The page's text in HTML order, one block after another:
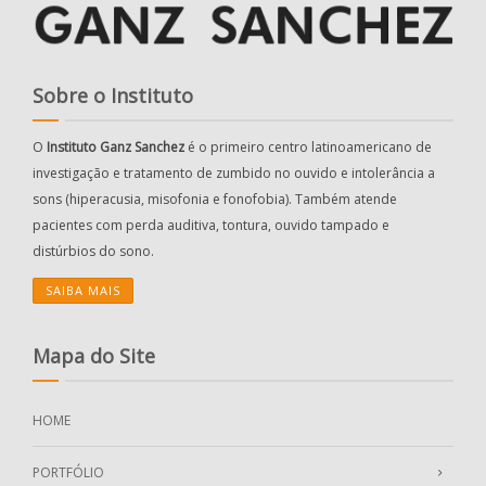
Sobre o Instituto
O Instituto Ganz Sanchez é o primeiro centro latinoamericano de
investigação e tratamento de zumbido no ouvido e intolerância a
sons (hiperacusia, misofonia e fonofobia). Também atende
pacientes com perda auditiva, tontura, ouvido tampado e
distúrbios do sono.
SAIBA MAIS
Mapa do Site
HOME
PORTFÓLIO